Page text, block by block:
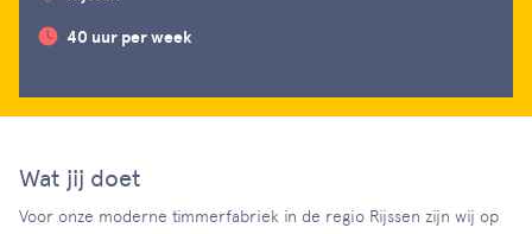
40 uur per week
Wat jij doet
Voor onze moderne timmerfabriek in de regio Rijssen zijn wij op